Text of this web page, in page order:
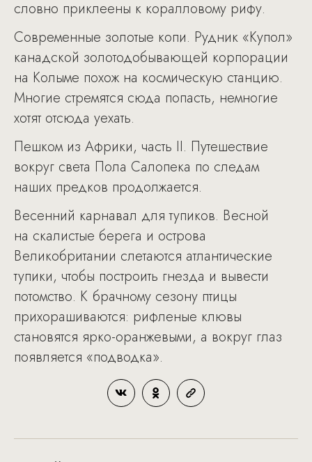
словно приклеены к коралловому рифу.
Современные золотые копи. Рудник «Купол»
канадской золотодобывающей корпорации
на Колыме похож на космическую станцию.
Многие стремятся сюда попасть, немногие
хотят отсюда уехать.
Пешком из Африки, часть II. Путешествие
вокруг света Пола Салопека по следам
наших предков продолжается.
Весенний карнавал для тупиков. Весной
на скалистые берега и острова
Великобритании слетаются атлантические
тупики, чтобы построить гнезда и вывести
потомство. К брачному сезону птицы
прихорашиваются: рифленые клювы
становятся ярко-оранжевыми, а вокруг глаз
появляется «подводка».